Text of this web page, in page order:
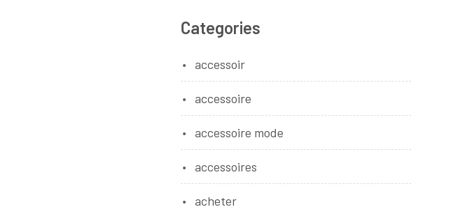
Categories
accessoir
accessoire
accessoire mode
accessoires
acheter